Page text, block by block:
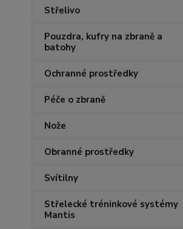
Střelivo
Pouzdra, kufry na zbraně a
batohy
Ochranné prostředky
Péče o zbraně
Nože
Obranné prostředky
Svítilny
Střelecké tréninkové systémy
Mantis